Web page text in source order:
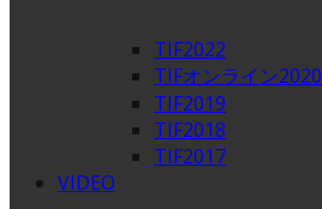
TIF2022
TIFオンライン2020
TIF2019
TIF2018
TIF2017
VIDEO